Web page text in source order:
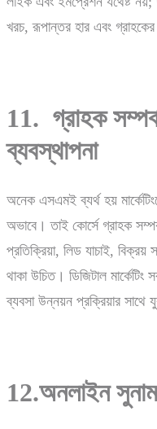
খরচ, রূপান্তর হার এবং
11. গ্রাহক
ব্যবস্থাপনা
অনেক এসএমই ব্যর্থ হয়
অভাবে। তাই কোর্সে গ্রাহক
প্রতিক্রিয়া, লিড যাচাই,
থাকা উচিত। ডিজিটাল
ব্যবসা উন্নয়ন প্রক্রিয়ার সাথে
12.অনলাইন